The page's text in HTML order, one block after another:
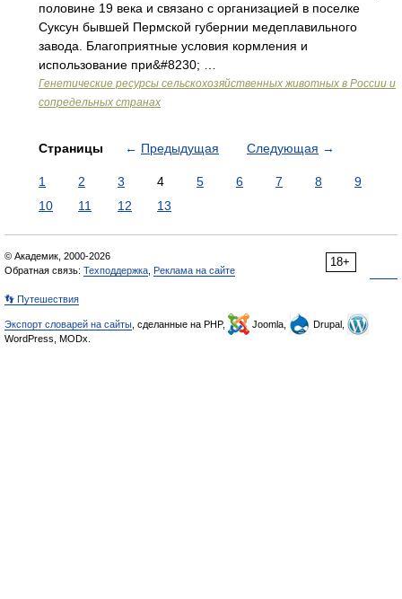
половине 19 века и связано с организацией в поселке
Суксун бывшей Пермской губернии медеплавильного
завода. Благоприятные условия кормления и
использование при&#8230; …
Генетические ресурсы сельскохозяйственных животных в России и
сопредельных странах
Страницы ← Предыдущая Следующая →
1 2 3 4 5 6 7 8
9
10
11 12 13
18+
© Академик, 2000-2026
Обратная связь: Техподдержка Реклама на сайте
👣 Путешествия
Экспорт словарей на сайты , сделанные на PHP, Joomla,
Drupal,
WordPress, MODx.